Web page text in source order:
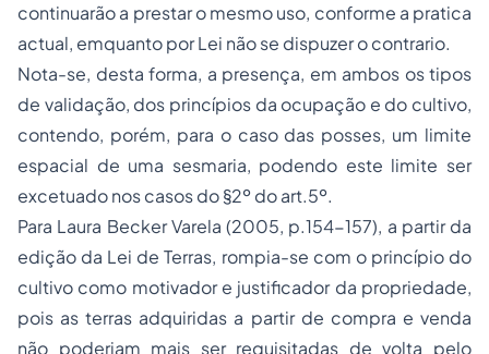
continuarão a prestar o mesmo uso, conforme a pratica
actual, emquanto por Lei não se dispuzer o contrario.
Nota-se, desta forma, a presença, em ambos os tipos
de validação, dos princípios da ocupação e do cultivo,
contendo, porém, para o caso das posses, um limite
espacial de uma sesmaria, podendo este limite ser
excetuado nos casos do §2º do art.5º.
Para Laura Becker Varela (2005, p.154-157), a partir da
edição da Lei de Terras, rompia-se com o princípio do
cultivo como motivador e justificador da propriedade,
pois as terras adquiridas a partir de compra e venda
não poderiam mais ser requisitadas de volta pelo